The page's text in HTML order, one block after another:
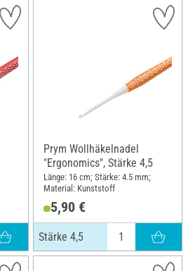
Prym Wollhäkelnadel
"Ergonomics", Stärke 4,5
Länge: 16 cm; Stärke: 4.5 mm;
Material: Kunststoff
5,90 €
Stärke 4,5